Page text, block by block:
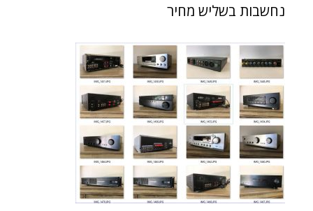
נחשבות בשליש מחיר